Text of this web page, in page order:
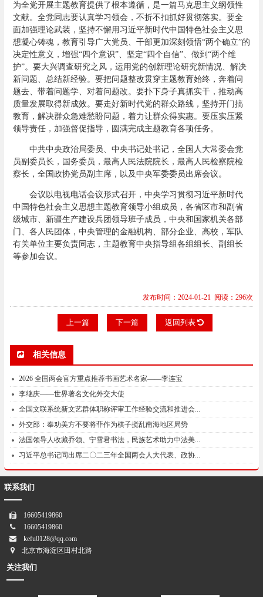
为全党开展主题教育提供了根本遵循，是一篇马克思主义纲领性
文献。全党同志要认真学习领会，不折不扣抓好贯彻落实。要全
面加强理论武装，坚持不懈用习近平新时代中国特色社会主义思
想凝心铸魂，教育引导广大党员、干部更加深刻领悟“两个确立”的
决定性意义，增强“四个意识”、坚定“四个自信”、做到“两个维
护”。要大兴调查研究之风，运用党的创新理论研究新情况、解决
新问题、总结新经验。要把问题整改贯穿主题教育始终，奔着问
题去、带着问题学、对着问题改。要扑下身子真抓实干，推动高
质量发展取得新成效。要走好新时代党的群众路线，坚持开门搞
教育，解决群众急难愁盼问题，着力让群众得实惠。要压实压紧
领导责任，加强督促指导，圆满完成主题教育各项任务。
中共中央政治局委员、中央书记处书记，全国人大常委会党
员副委员长，国务委员，最高人民法院院长，最高人民检察院检
察长，全国政协党员副主席，以及中央军委委员出席会议。
会议以电视电话会议形式召开，中央学习贯彻习近平新时代
中国特色社会主义思想主题教育领导小组成员，各省区市和副省
级城市、新疆生产建设兵团领导班子成员，中央和国家机关各部
门、各人民团体，中央管理的金融机构、部分企业、高校，军队
有关单位主要负责同志，主题教育中央指导组各组组长、副组长
等参加会议。
发布时间：2024-01-21 阅读：296次
上一篇 下一篇 返回列表
相关信息
​2026 全国两会官方重点推荐书画艺术名家——李连宝
李继庆——世界著名文化外交大使
全国文联系统新文艺群体职称评审工作经验交流和推进会...
外交部：奉劝美方不要将菲作为棋子搅乱南海地区局势
法国领导人收藏乔领、宁雪君书法，民族艺术助力中法美...
习近平总书记同出席二〇二三年全国两会人大代表、政协...
联系我们
16605419860
16605419860
kefu0128@qq.com
北京市海淀区田村北路
关注我们